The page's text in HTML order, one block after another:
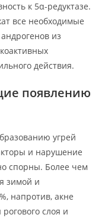
к 5α-редуктазе.
все необходимые
из
действия.
появлению
угрей
и нарушение
спорны. Более чем
зимой и
напротив, акне
слоя и